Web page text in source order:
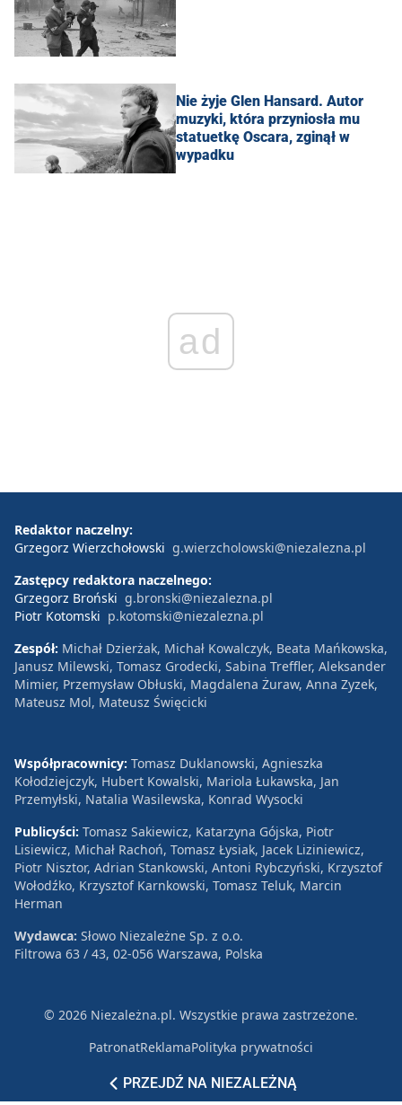
Nie żyje Glen Hansard. Autor
muzyki, która przyniosła mu
statuetkę Oscara, zginął w
wypadku
ad
PRZEJDŹ NA NIEZALEŻNĄ
Redaktor naczelny:
Grzegorz Wierzchołowski g.wierzcholowski@niezalezna.pl
Zastępcy redaktora naczelnego:
Grzegorz Broński g.bronski@niezalezna.pl
Piotr Kotomski p.kotomski@niezalezna.pl
Zespół: Michał Dzierżak, Michał Kowalczyk, Beata Mańkowska,
Janusz Milewski, Tomasz Grodecki, Sabina Treffler, Aleksander
Mimier, Przemysław Obłuski, Magdalena Żuraw, Anna Zyzek,
Mateusz Mol, Mateusz Święcicki
Współpracownicy: Tomasz Duklanowski, Agnieszka
Kołodziejczyk, Hubert Kowalski, Mariola Łukawska, Jan
Przemyłski, Natalia Wasilewska, Konrad Wysocki
Publicyści: Tomasz Sakiewicz, Katarzyna Gójska, Piotr
Lisiewicz, Michał Rachoń, Tomasz Łysiak, Jacek Liziniewicz,
Piotr Nisztor, Adrian Stankowski, Antoni Rybczyński, Krzysztof
Wołodźko, Krzysztof Karnkowski, Tomasz Teluk, Marcin
Herman
Wydawca: Słowo Niezależne Sp. z o.o.
Filtrowa 63 / 43, 02-056 Warszawa, Polska
© 2026 Niezależna.pl. Wszystkie prawa zastrzeżone.
PatronatReklamaPolityka prywatności